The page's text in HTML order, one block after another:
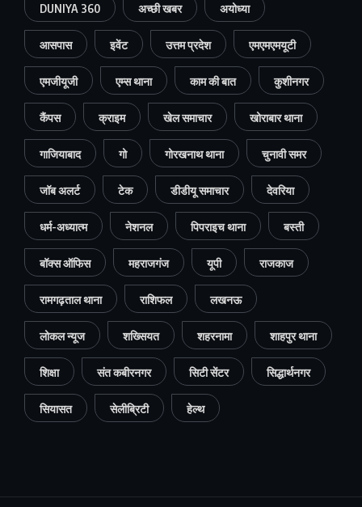
DUNIYA 360 अच्छी खबर अयोध्या
आसपास इवेंट उत्तम प्रदेश एमएमएमयूटी
एमजीयूजी एम्स थाना काम की बात कुशीनगर
कैंपस क्राइम खेल समाचार खोराबार थाना
गाजियाबाद गो गोरखनाथ थाना चुनावी समर
जॉब अलर्ट टेक डीडीयू समाचार देवरिया
धर्म-अध्यात्म नेशनल पिपराइच थाना बस्ती
बॉक्स ऑफिस महराजगंज यूपी राजकाज
रामगढ़ताल थाना राशिफल लखनऊ
लोकल न्यूज शख्सियत शहरनामा शाहपुर थाना
शिक्षा संत कबीरनगर सिटी सेंटर सिद्धार्थनगर
सियासत सेलीब्रिटी हेल्थ